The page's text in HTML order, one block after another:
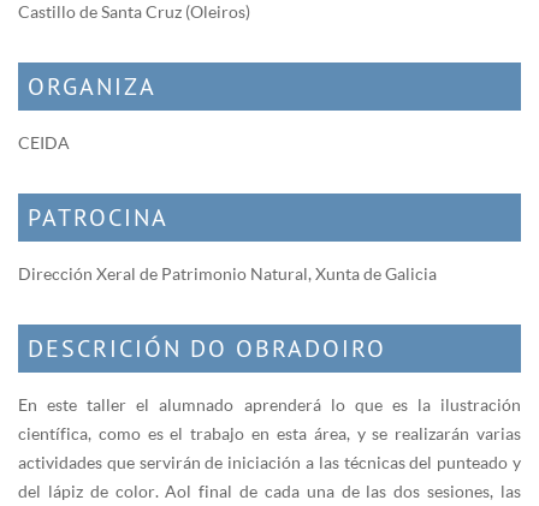
Castillo de Santa Cruz (Oleiros)
ORGANIZA
CEIDA
PATROCINA
Dirección Xeral de Patrimonio Natural, Xunta de Galicia
DESCRICIÓN DO OBRADOIRO
En este taller el alumnado aprenderá lo que es la ilustración
científica, como es el trabajo en esta área, y se realizarán varias
actividades que servirán de iniciación a las técnicas del punteado y
del lápiz de color. Aol final de cada una de las dos sesiones, las